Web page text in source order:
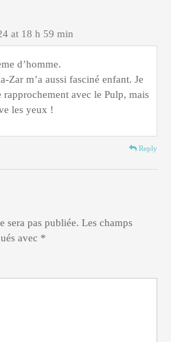
at 18 h 59 min
d’homme.
Zar m’a aussi fasciné enfant. Je
rapprochement avec le Pulp, mais
les yeux !
Reply
sera pas publiée. Les champs
avec *